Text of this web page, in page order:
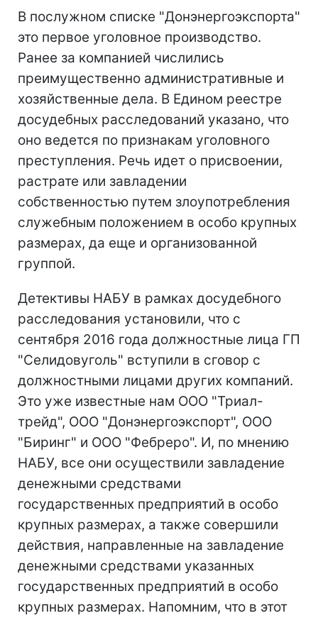
В послужном списке "Донэнергоэкспорта"
это первое уголовное производство.
Ранее за компанией числились
преимущественно административные и
хозяйственные дела. В Едином реестре
досудебных расследований указано, что
оно ведется по признакам уголовного
преступления. Речь идет о присвоении,
растрате или завладении
собственностью путем злоупотребления
служебным положением в особо крупных
размерах, да еще и организованной
группой.
Детективы НАБУ в рамках досудебного
расследования установили, что с
сентября 2016 года должностные лица ГП
"Селидовуголь" вступили в сговор с
должностными лицами других компаний.
Это уже известные нам ООО "Триал-
трейд", ООО "Донэнергоэкспорт", ООО
"Биринг" и ООО "Фебреро". И, по мнению
НАБУ, все они осуществили завладение
денежными средствами
государственных предприятий в особо
крупных размерах, а также совершили
действия, направленные на завладение
денежными средствами указанных
государственных предприятий в особо
крупных размерах. Напомним, что в этот